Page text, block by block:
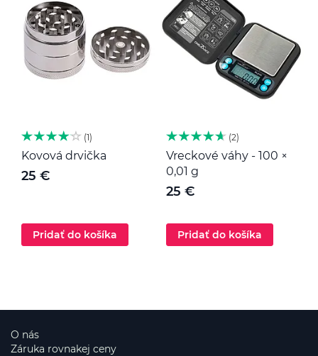
1
Kovová drvička
25 €
Pridať do košíka
2
Vreckové váhy - 100 ×
0,01 g
25 €
Pridať do košíka
O nás
Záruka rovnakej ceny